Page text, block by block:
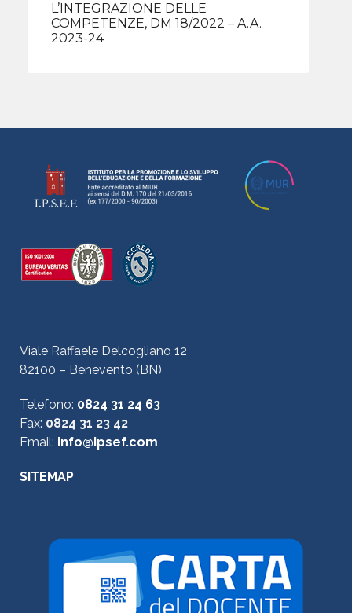
L’INTEGRAZIONE DELLE
COMPETENZE, DM 18/2022 – A.A.
2023-24
Viale Raffaele Delcogliano 12
82100 – Benevento (BN)
Telefono: 0824 31 24 63
Fax: 0824 31 23 42
Email: info@ipsef.com
SITEMAP